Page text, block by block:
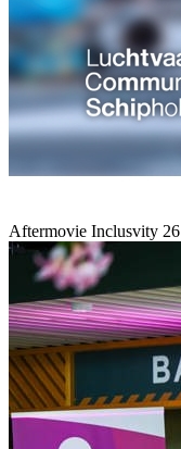
Aftermovie Inclusvity 26